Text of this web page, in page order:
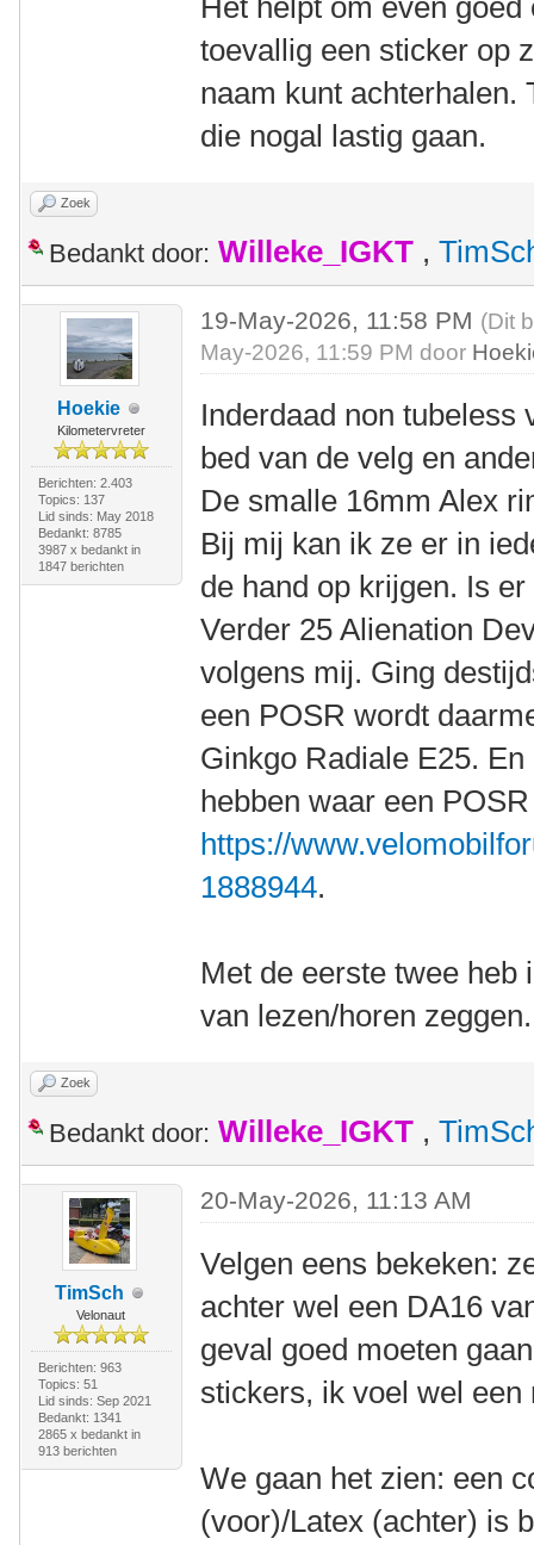
Het helpt om even
toevallig een sticker op
naam kunt achterhalen.
die nogal lastig gaan.
Zoek
Bedankt door: Willeke_IGKT ,
Hoekie
Kilometervreter
Berichten: 2.403
Topics: 137
Lid sinds: May 2018
Bedankt: 8785
3987 x bedankt in
1847 berichten
19-May-2026, 11:58 PM (Dit
May-2026, 11:59 PM door
Inderdaad non tubeless
bed van de velg en
De smalle 16mm Alex
Bij mij kan ik ze er in
de hand op krijgen. Is
Verder 25 Alienation
volgens mij. Ging
een POSR wordt
Ginkgo Radiale E25.
hebben waar een
https://
1888944.
Met de eerste twee heb
van lezen/horen zeggen.
Zoek
Bedankt door: Willeke_IGKT ,
TimSch
Velonaut
Berichten: 963
Topics: 51
Lid sinds: Sep 2021
Bedankt: 1341
2865 x bedankt in
913 berichten
20-May-2026, 11:13 AM
Velgen eens bekeken:
achter wel een DA16
geval goed moeten
stickers, ik voel wel
We gaan het zien: een
(voor)/Latex (achter) is